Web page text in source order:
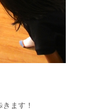
ます！